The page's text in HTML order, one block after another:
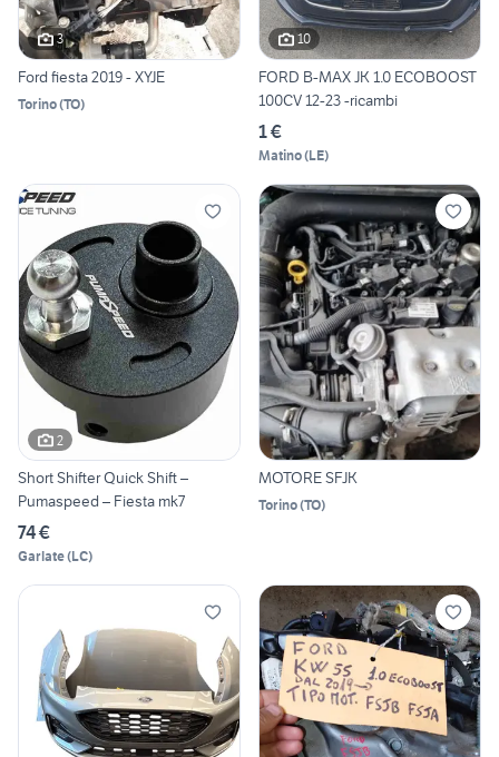
3
Ford fiesta 2019 - XYJE
Torino(TO)
10
FORD B-MAX JK 1.0 ECOBOOST
100CV 12-23 -ricambi
1 €
Matino(LE)
2
Short Shifter Quick Shift –
Pumaspeed – Fiesta mk7
74 €
Garlate(LC)
MOTORE SFJK
Torino(TO)